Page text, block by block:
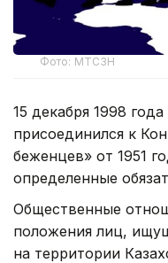
Фото: МТСЗН
15 декабря 1998
присоединился к
беженцев» от 1951
определенные
Общественные
положения лиц,
на территории